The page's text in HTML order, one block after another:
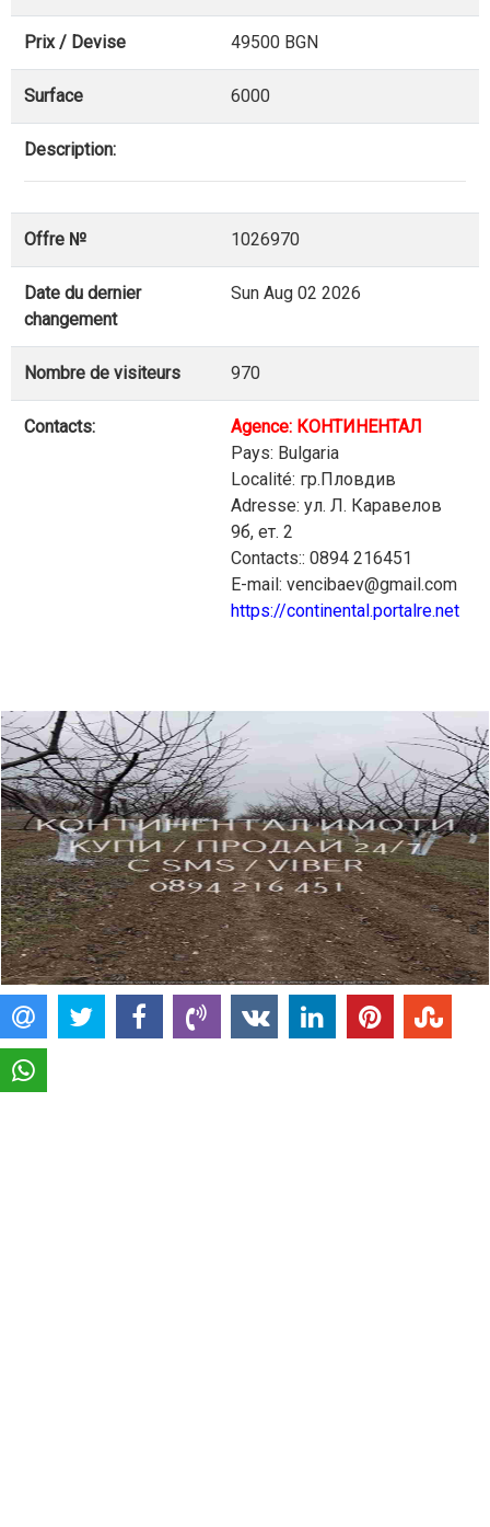
Prix / Devise 49500 BGN
Surface 6000
Description:
Offre № 1026970
Date du dernier
changement
Sun Aug 02 2026
Nombre de visiteurs 970
Contacts:
Agence: КОНТИНЕНТАЛ
Pays: Bulgaria
Localité: гр.Пловдив
Adresse: ул. Л. Каравелов
9б, ет. 2
Contacts:: 0894 216451
E-mail: vencibaev@gmail.com
https://continental.portalre.net